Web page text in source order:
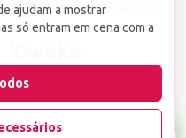
ao órgão competente.
ajudam a mostrar
só entram em cena com a